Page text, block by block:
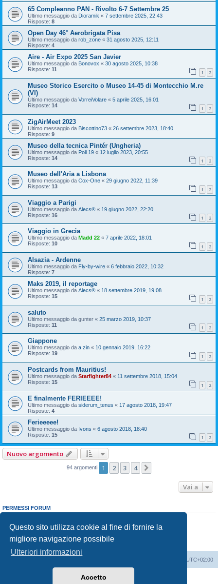
Questo sito utilizza cookie al fine di fornire la
migliore navigazione possibile
Ulteriori informazioni
Accetto
65 Compleanno PAN - Rivolto 6-7 Settembre 25
Ultimo messaggio da Dioramik « 7 settembre 2025, 22:43
Risposte: 8
Open Day 46° Aerobrigata Pisa
Ultimo messaggio da rob_zone « 31 agosto 2025, 12:11
Risposte: 4
Aire - Air Expo 2025 San Javier
Ultimo messaggio da Bonovox « 30 agosto 2025, 10:38
Risposte: 11 1 2
Museo Storico Esercito o Museo 14-45 di Montecchio M.re
(VI)
Ultimo messaggio da VorreiVolare « 5 aprile 2025, 16:01
Risposte: 14 1 2
ZigAirMeet 2023
Ultimo messaggio da Biscottino73 « 26 settembre 2023, 18:40
Risposte: 9
Museo della tecnica Pintér (Ungheria)
Ultimo messaggio da Poli 19 « 12 luglio 2023, 20:55
Risposte: 14 1 2
Museo dell'Aria a Lisbona
Ultimo messaggio da Cox-One « 29 giugno 2022, 11:39
Risposte: 13 1 2
Viaggio a Parigi
Ultimo messaggio da Alecs® « 19 giugno 2022, 22:20
Risposte: 16 1 2
Viaggio in Grecia
Ultimo messaggio da Madd 22 « 7 aprile 2022, 18:01
Risposte: 10 1 2
Alsazia - Ardenne
Ultimo messaggio da Fly-by-wire « 6 febbraio 2022, 10:32
Risposte: 7
Maks 2019, il reportage
Ultimo messaggio da Alecs® « 18 settembre 2019, 19:08
Risposte: 15 1 2
saluto
Ultimo messaggio da gunter « 25 marzo 2019, 10:37
Risposte: 11 1 2
Giappone
Ultimo messaggio da a.zin « 10 gennaio 2019, 16:22
Risposte: 19 1 2
Postcards from Mauritius!
Ultimo messaggio da Starfighter84 « 11 settembre 2018, 15:04
Risposte: 15 1 2
E finalmente FERIEEEE!
Ultimo messaggio da siderum_tenus « 17 agosto 2018, 19:47
Risposte: 4
Ferieeeee!
Ultimo messaggio da Ivons « 6 agosto 2018, 18:40
Risposte: 15 1 2
Nuovo argomento
94 argomenti 1 2 3 4
Vai a
PERMESSI FORUM
Non puoi
rispondere negli argomenti
Non puoimodificare i tuoi messaggi
Non puoicancellare i tuoi messaggi
Non puoi
inviare allegati
UTC+02:00
phpBB® Forum Software © phpBB Limited